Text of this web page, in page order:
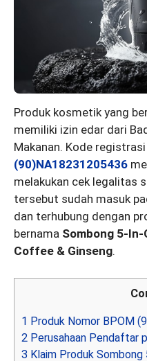
Produk kosmetik yang
memiliki izin edar dari
Makanan. Kode
(90)NA18231205436
melakukan cek legalitas
tersebut sudah masuk
dan terhubung dengan
bernama Sombong 5-In-
Coffee & Ginseng.
1 Produk Nomor BPOM
2 Perusahaan Pendaftar
3 Klaim Produk